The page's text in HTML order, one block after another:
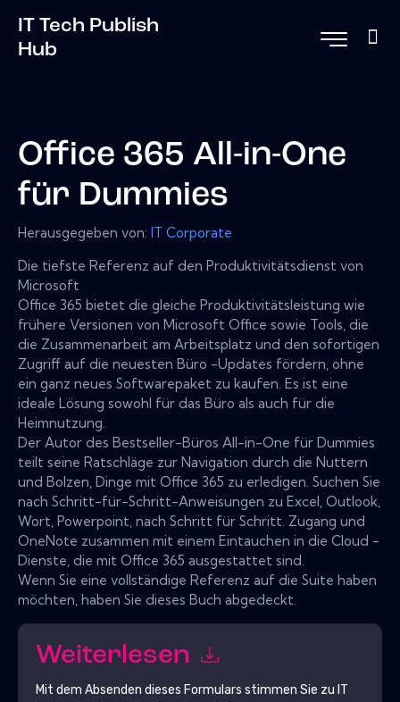
IT Tech Publish
Hub
Office 365 All-in-One
für Dummies
Herausgegeben von: IT Corporate
Die tiefste Referenz auf den Produktivitätsdienst von
Microsoft
Office 365 bietet die gleiche Produktivitätsleistung wie
frühere Versionen von Microsoft Office sowie Tools, die
die Zusammenarbeit am Arbeitsplatz und den sofortigen
Zugriff auf die neuesten Büro -Updates fördern, ohne
ein ganz neues Softwarepaket zu kaufen. Es ist eine
ideale Lösung sowohl für das Büro als auch für die
Heimnutzung.
Der Autor des Bestseller-Büros All-in-One für Dummies
teilt seine Ratschläge zur Navigation durch die Nuttern
und Bolzen, Dinge mit Office 365 zu erledigen. Suchen Sie
nach Schritt-für-Schritt-Anweisungen zu Excel, Outlook,
Wort, Powerpoint, nach Schritt für Schritt. Zugang und
OneNote zusammen mit einem Eintauchen in die Cloud -
Dienste, die mit Office 365 ausgestattet sind.
Wenn Sie eine vollständige Referenz auf die Suite haben
möchten, haben Sie dieses Buch abgedeckt.
Weiterlesen
Mit dem Absenden dieses Formulars stimmen Sie zu IT